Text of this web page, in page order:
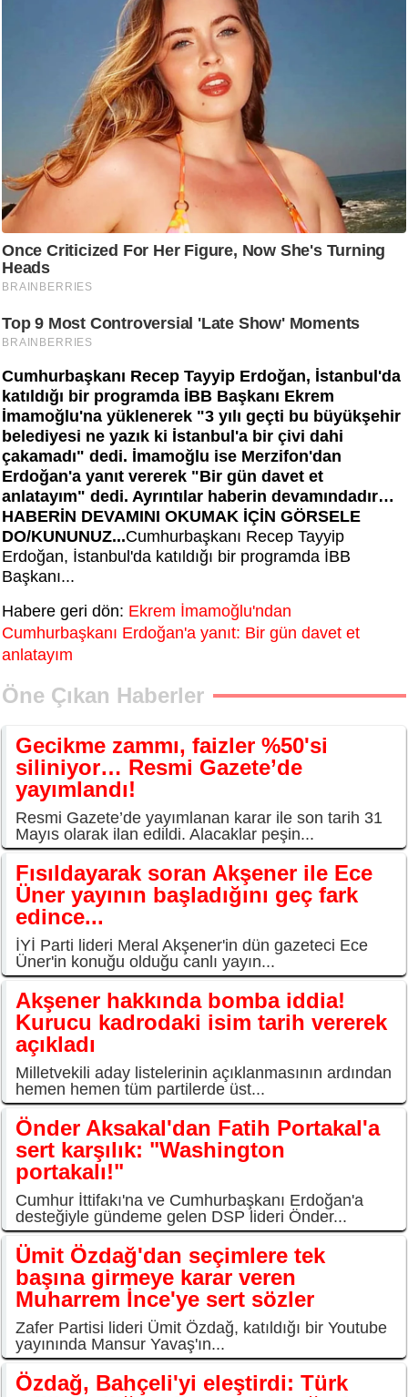
Cumhurbaşkanı Recep Tayyip Erdoğan, İstanbul'da
katıldığı bir programda İBB Başkanı Ekrem
İmamoğlu'na yüklenerek "3 yılı geçti bu büyükşehir
belediyesi ne yazık ki İstanbul'a bir çivi dahi
çakamadı" dedi. İmamoğlu ise Merzifon'dan
Erdoğan'a yanıt vererek "Bir gün davet et
anlatayım" dedi. Ayrıntılar haberin devamındadır…
HABERİN DEVAMINI OKUMAK İÇİN GÖRSELE
DO/KUNUNUZ...Cumhurbaşkanı Recep Tayyip
Erdoğan, İstanbul'da katıldığı bir programda İBB
Başkanı...
Habere geri dön: Ekrem İmamoğlu'ndan
Cumhurbaşkanı Erdoğan'a yanıt: Bir gün davet et
anlatayım
Öne Çıkan Haberler
Gecikme zammı, faizler %50'si
siliniyor… Resmi Gazete’de
yayımlandı!
Resmi Gazete’de yayımlanan karar ile son tarih 31
Mayıs olarak ilan edildi. Alacaklar peşin...
Fısıldayarak soran Akşener ile Ece
Üner yayının başladığını geç fark
edince...
İYİ Parti lideri Meral Akşener'in dün gazeteci Ece
Üner'in konuğu olduğu canlı yayın...
Akşener hakkında bomba iddia!
Kurucu kadrodaki isim tarih vererek
açıkladı
Milletvekili aday listelerinin açıklanmasının ardından
hemen hemen tüm partilerde üst...
Önder Aksakal'dan Fatih Portakal'a
sert karşılık: "Washington
portakalı!"
Cumhur İttifakı'na ve Cumhurbaşkanı Erdoğan'a
desteğiyle gündeme gelen DSP lideri Önder...
Ümit Özdağ'dan seçimlere tek
başına girmeye karar veren
Muharrem İnce'ye sert sözler
Zafer Partisi lideri Ümit Özdağ, katıldığı bir Youtube
yayınında Mansur Yavaş'ın...
Özdağ, Bahçeli'yi eleştirdi: Türk